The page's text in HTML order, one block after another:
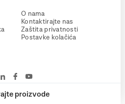
proizvode
O nama
Kontaktirajte nas
Zaštita privatnosti
Postavke kolačića